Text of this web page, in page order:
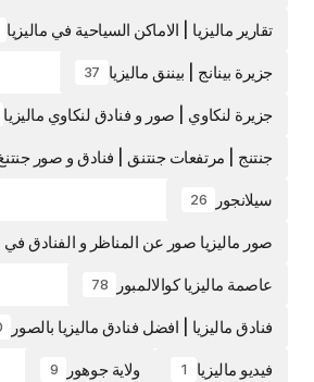
تقارير ماليزيا | الاماكن السياحية في ماليزيا
جزيرة بينانج | بيننق ماليزيا 37
جزيرة لنكاوي | صور و فنادق لنكاوي ماليزيا
جنتنج | مرتفعات جنتنق | فنادق و صور
سيلانجور 26
صور ماليزيا صور عن المناظر و الفنادق في
عاصمة ماليزيا كوالالمبور 78
فنادق ماليزيا | افضل فنادق ماليزيا بالصور
فيديو ماليزيا 1 ولاية جوهور 9